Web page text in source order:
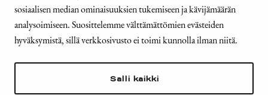
sosiaalisen median ominaisuuksien tukemiseen ja kävijämäärän
analysoimiseen. Suosittelemme välttämättömien evästeiden
hyväksymistä, sillä verkkosivusto ei toimi kunnolla ilman niitä.
Salli kaikki
Yhteystiedot
Mariankatu 2